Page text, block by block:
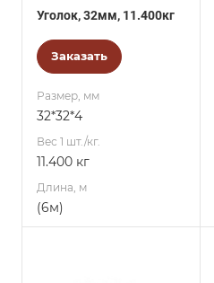
Уголок, 32мм, 11.400кг
Заказать
Размер, мм
32*32*4
Вес 1 шт./кг.
11.400 кг
Длина, м
(6м)